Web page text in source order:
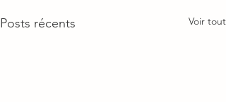
Posts récents Voir tout